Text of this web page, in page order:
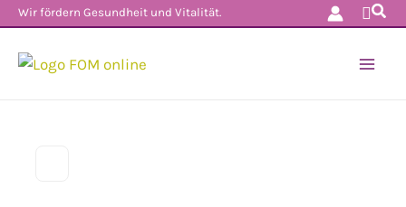
Zum
springen
Wir fördern Gesundheit und Vitalität.